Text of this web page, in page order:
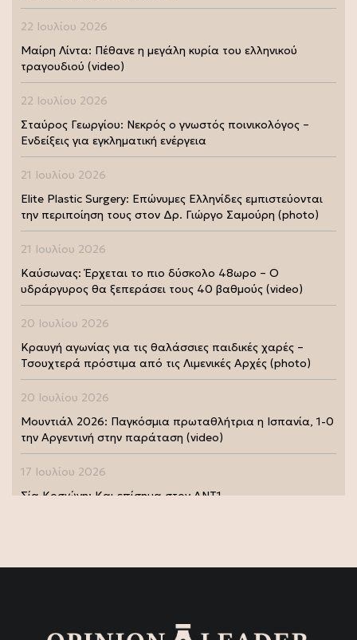
22 Ιουλίου 2026
Μαίρη Λίντα: Πέθανε η μεγάλη κυρία του ελληνικού
τραγουδιού (video)
22 Ιουλίου 2026
Σταύρος Γεωργίου: Νεκρός ο γνωστός ποινικολόγος –
Ενδείξεις για εγκληματική ενέργεια
21 Ιουλίου 2026
Elite Plastic Surgery: Επώνυμες Ελληνίδες εμπιστεύονται
την περιποίηση τους στον Δρ. Γιώργο Σαμούρη (photo)
21 Ιουλίου 2026
Καύσωνας: Έρχεται το πιο δύσκολο 48ωρο – Ο
υδράργυρος θα ξεπεράσει τους 40 βαθμούς (video)
20 Ιουλίου 2026
Κραυγή αγωνίας για τις θαλάσσιες παιδικές χαρές –
Τσουχτερά πρόστιμα από τις Λιμενικές Αρχές (photo)
20 Ιουλίου 2026
Μουντιάλ 2026: Παγκόσμια πρωταθλήτρια η Ισπανία, 1-0
την Αργεντινή στην παράταση (video)
17 Ιουλίου 2026
Σία Κοσιώνη: Και επίσημα στον ΑΝΤ1
της Μάρως Κοντού (photo)
Μάρω Κοντού: Πέθανε η σπουδαία ηθοποιός (video)